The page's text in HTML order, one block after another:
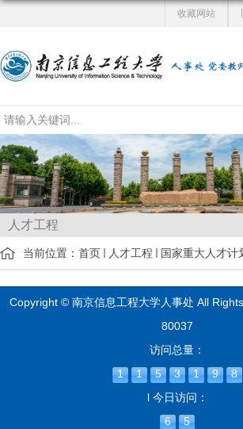
收藏网站
人才工程
当前位置： 首页 人才工程 国家重大人才计
Copyright © 南京信息工程大学人事处 All
80037
访问总量：
1
1 5 3 1 9
8
l 今日访问：
6
5